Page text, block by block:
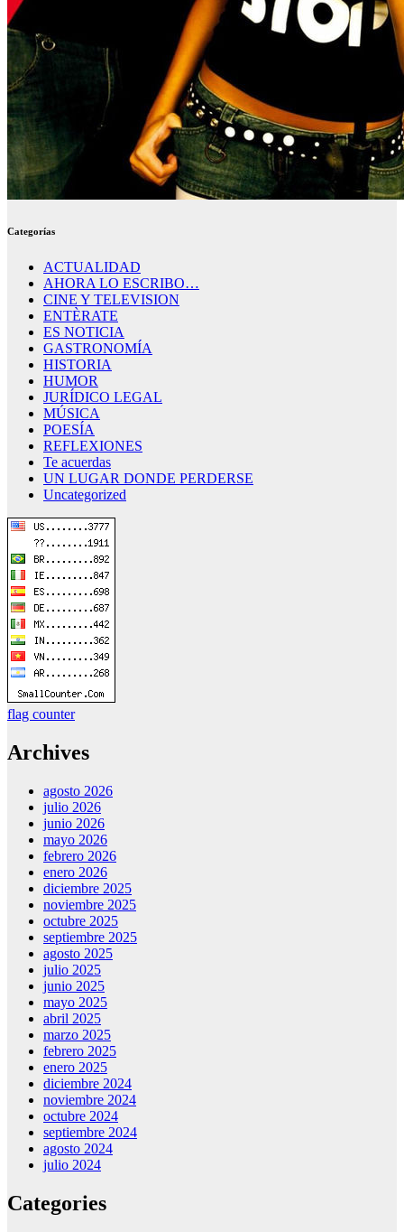
Categorías
ACTUALIDAD
AHORA LO ESCRIBO…
CINE Y TELEVISION
ENTÈRATE
ES NOTICIA
GASTRONOMÍA
HISTORIA
HUMOR
JURÍDICO LEGAL
MÚSICA
POESÍA
REFLEXIONES
Te acuerdas
UN LUGAR DONDE PERDERSE
Uncategorized
flag counter
Archives
agosto 2026
julio 2026
junio 2026
mayo 2026
febrero 2026
enero 2026
diciembre 2025
noviembre 2025
octubre 2025
septiembre 2025
agosto 2025
julio 2025
junio 2025
mayo 2025
abril 2025
marzo 2025
febrero 2025
enero 2025
diciembre 2024
noviembre 2024
octubre 2024
septiembre 2024
agosto 2024
julio 2024
Categories